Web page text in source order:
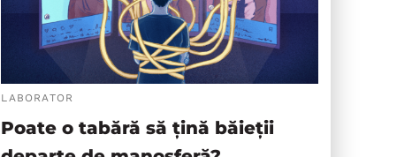
LABORATOR
Poate o tabără să țină băieții